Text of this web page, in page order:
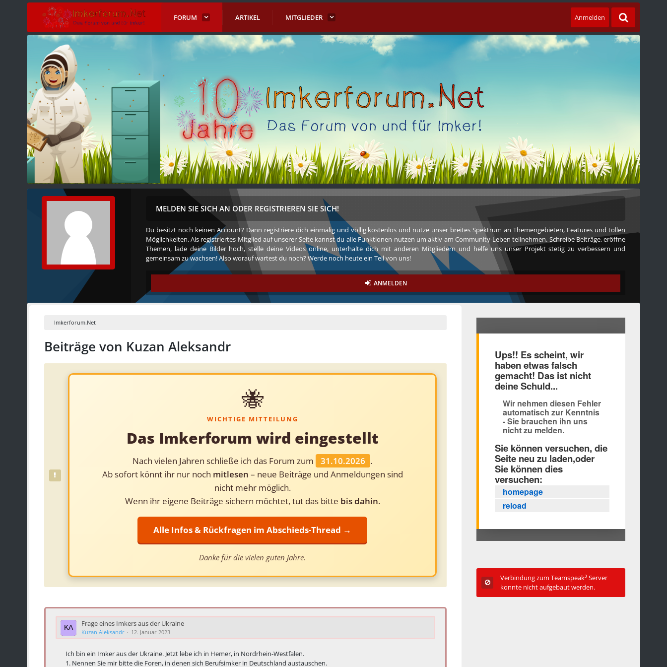
FORUM ARTIKEL MITGLIEDER Anmelden
MELDEN SIE SICH AN ODER REGISTRIEREN SIE SICH!
Du besitzt noch keinen Account? Dann registriere dich einmalig und völlig kostenlos und nutze unser breites Spektrum an Themengebieten, Features und tollen
Möglichkeiten. Als registriertes Mitglied auf unserer Seite kannst du alle Funktionen nutzen um aktiv am Community-Leben teilnehmen. Schreibe Beiträge, eröffne
Themen, lade deine Bilder hoch, stelle deine Videos online, unterhalte dich mit anderen Mitgliedern und helfe uns unser Projekt stetig zu verbessern und
gemeinsam zu wachsen! Also worauf wartest du noch? Werde noch heute ein Teil von uns!
ANMELDEN
Imkerforum.Net
Beiträge von Kuzan Aleksandr
🐝
WICHTIGE MITTEILUNG
Das Imkerforum wird eingestellt
Nach vielen Jahren schließe ich das Forum zum 31.10.2026 .
Ab sofort könnt ihr nur noch mitlesen – neue Beiträge und Anmeldungen sind
nicht mehr möglich.
Wenn ihr eigene Beiträge sichern möchtet, tut das bitte bis dahin.
Alle Infos & Rückfragen im Abschieds-Thread →
Danke für die vielen guten Jahre.
Frage eines Imkers aus der Ukraine
Kuzan Aleksandr 12. Januar 2023
Ich bin ein Imker aus der Ukraine. Jetzt lebe ich in Hemer, in Nordrhein-Westfalen.
1. Nennen Sie mir bitte die Foren, in denen sich Berufsimker in Deutschland austauschen.
Verbindung zum Teamspeak³ Server
konnte nicht aufgebaut werden.